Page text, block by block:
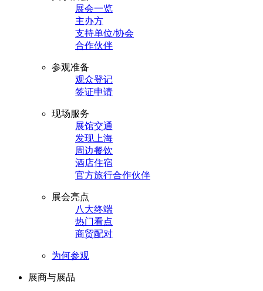
展会一览
主办方
支持单位/协会
合作伙伴
参观准备
观众登记
签证申请
现场服务
展馆交通
发现上海
周边餐饮
酒店住宿
官方旅行合作伙伴
展会亮点
八大终端
热门看点
商贸配对
为何参观
展商与展品